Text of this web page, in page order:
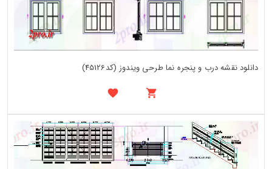
دانلود نقشه درب و پنجره نما طرحی ویندوز (کد45126)